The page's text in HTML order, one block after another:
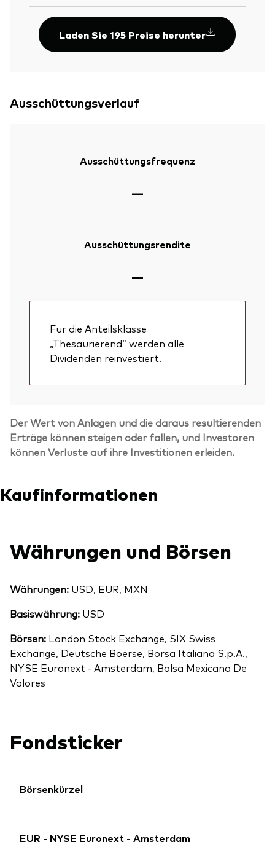
Laden Sie 195 Preise herunter
Ausschüttungsverlauf
Ausschüttungsfrequenz
—
Ausschüttungsrendite
—
Für die Anteilsklasse
„Thesaurierend“ werden alle
Dividenden reinvestiert.
Der Wert von Anlagen und die daraus resultierenden
Erträge können steigen oder fallen, und Investoren
können Verluste auf ihre Investitionen erleiden.
Kaufinformationen
Währungen und Börsen
Währungen: USD, EUR, MXN
Basiswährung: USD
Börsen: London Stock Exchange, SIX Swiss
Exchange, Deutsche Boerse, Borsa Italiana S.p.A.,
NYSE Euronext - Amsterdam, Bolsa Mexicana De
Valores
Fondsticker
Börsenkürzel
ISIN:IE000UXDT343
EUR - NYSE Euronext - Amsterdam